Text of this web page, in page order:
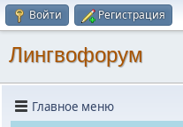
Войти Регистрация
Лингвофорум
Главное меню